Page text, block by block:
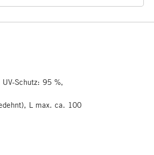
Schutz: 95 %,
L max. ca. 100